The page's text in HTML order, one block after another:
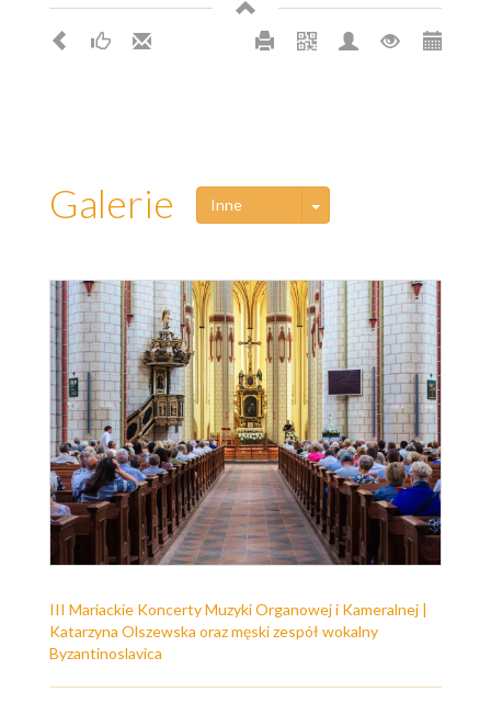
Galerie Inne Toggle Dropdown
III Mariackie Koncerty Muzyki Organowej i Kameralnej |
Katarzyna Olszewska oraz męski zespół wokalny
Byzantinoslavica